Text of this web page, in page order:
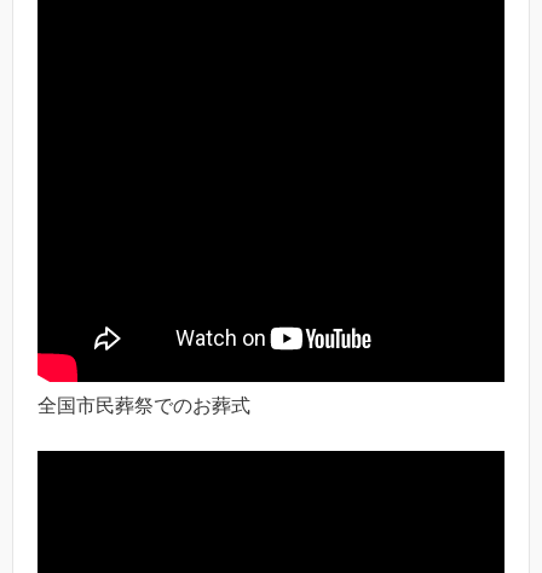
全国市民葬祭でのお葬式